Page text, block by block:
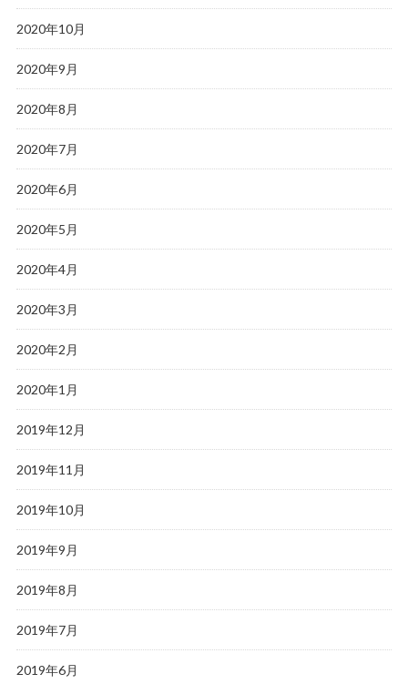
2020年10月
2020年9月
2020年8月
2020年7月
2020年6月
2020年5月
2020年4月
2020年3月
2020年2月
2020年1月
2019年12月
2019年11月
2019年10月
2019年9月
2019年8月
2019年7月
2019年6月